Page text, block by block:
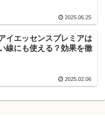
2025.06.25
イエッセンスプレミアは
線にも使える？効果を徹
2025.02.06